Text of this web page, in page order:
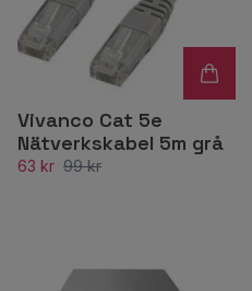
Vivanco Cat 5e
Nätverkskabel 5m grå
63 kr 99 kr